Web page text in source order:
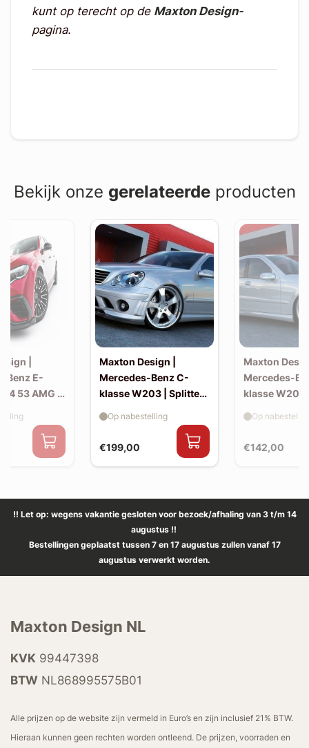
kunt op terecht op de Maxton Design-
pagina.
Bekijk onze gerelateerdeproducten
|
Benz E-
53 AMG |
Maxton Design |
Mercedes-Benz C-
klasse W203 | Splitter
bumper)
€199,00
Op nabestelling
Maxton
Mercedes-
klasse W203
€142,00
Op
!! Let op: wegens vakantie gesloten voor bezoek/afhaling van 3 t/m 14
augustus !!
Bestellingen geplaatst tussen 7 en 17 augustus zullen vanaf 17
augustus verwerkt worden.
Maxton Design NL
KVK 99447398
BTW NL868995575B01
Alle prijzen op de website zijn vermeld in Euro’s en zijn inclusief 21% BTW.
Hieraan kunnen geen rechten worden ontleend. De prijzen, voorraden en